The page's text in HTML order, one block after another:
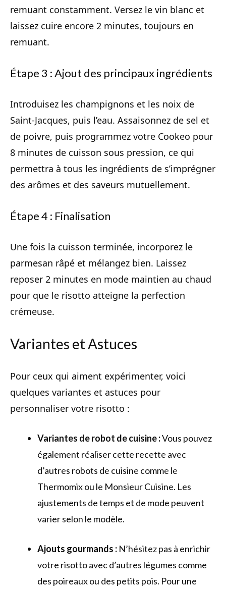
remuant constamment. Versez le vin blanc et
laissez cuire encore 2 minutes, toujours en
remuant.
Étape 3 : Ajout des principaux ingrédients
Introduisez les champignons et les noix de
Saint-Jacques, puis l’eau. Assaisonnez de sel et
de poivre, puis programmez votre Cookeo pour
8 minutes de cuisson sous pression, ce qui
permettra à tous les ingrédients de s’imprégner
des arômes et des saveurs mutuellement.
Étape 4 : Finalisation
Une fois la cuisson terminée, incorporez le
parmesan râpé et mélangez bien. Laissez
reposer 2 minutes en mode maintien au chaud
pour que le risotto atteigne la perfection
crémeuse.
Variantes et Astuces
Pour ceux qui aiment expérimenter, voici
quelques variantes et astuces pour
personnaliser votre risotto :
Variantes de robot de cuisine :Vous pouvez
également réaliser cette recette avec
d’autres robots de cuisine comme le
Thermomix ou le Monsieur Cuisine. Les
ajustements de temps et de mode peuvent
varier selon le modèle.
Ajouts gourmands : N’hésitez pas à enrichir
votre risotto avec d’autres légumes comme
des poireaux ou des petits pois. Pour une